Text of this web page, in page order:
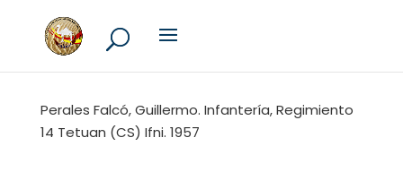
Perales Falcó, Guillermo. Infantería, Regimiento
14 Tetuan (CS) Ifni. 1957